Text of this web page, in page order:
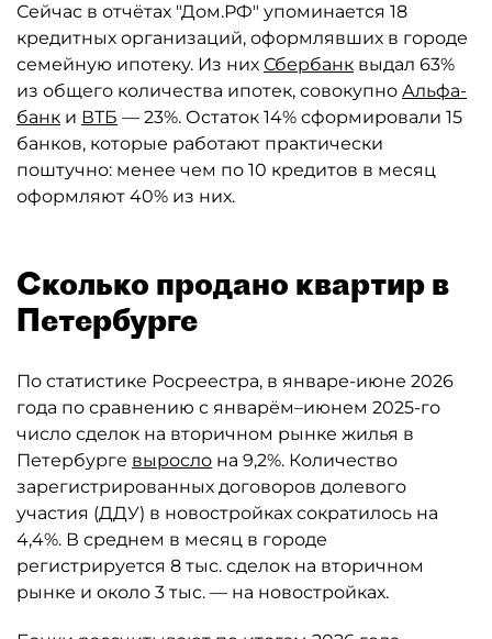
Сейчас в отчётах "Дом.РФ" упоминается 18
кредитных организаций, оформлявших в городе
семейную ипотеку. Из них Сбербанк выдал 63%
из общего количества ипотек, совокупно Альфа-
банк и ВТБ — 23%. Остаток 14% сформировали 15
банков, которые работают практически
поштучно: менее чем по 10 кредитов в месяц
оформляют 40% из них.
Сколько продано квартир в
Петербурге
По статистике Росреестра, в январе-июне 2026
года по сравнению с январём–июнем 2025-го
число сделок на вторичном рынке жилья в
Петербурге выросло на 9,2%. Количество
зарегистрированных договоров долевого
участия (ДДУ) в новостройках сократилось на
4,4%. В среднем в месяц в городе
регистрируется 8 тыс. сделок на вторичном
рынке и около 3 тыс. — на новостройках.